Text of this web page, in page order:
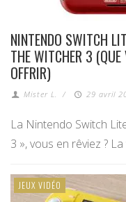
NINTENDO SWITCH
THE WITCHER 3 (QUE
OFFRIR)
Mister L. / 29 avril
La Nintendo Switch
3 », vous en rêviez ? La
JEUX VIDÉO